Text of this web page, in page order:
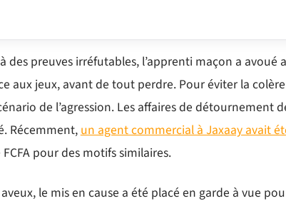
des preuves irréfutables, l’apprenti maçon a avoué
aux jeux, avant de tout perdre. Pour éviter la
de l’agression. Les affaires de détournement
Récemment, un agent commercial à Jaxaay avait
pour des motifs similaires.
aveux, le mis en cause a été placé en garde à vue